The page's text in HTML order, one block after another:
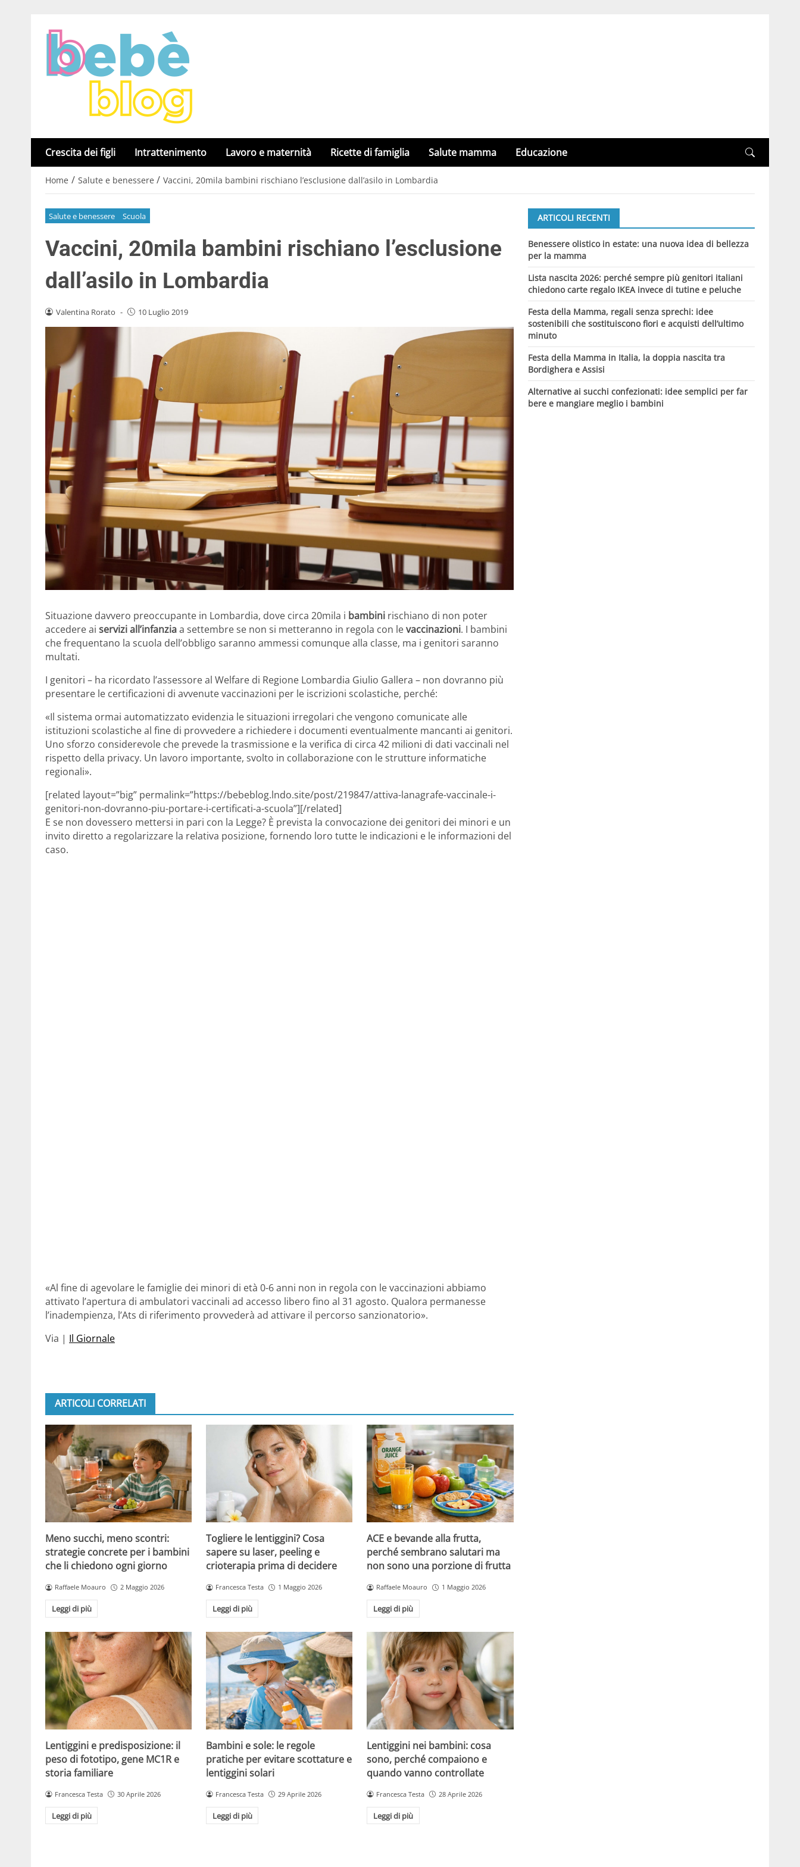
Crescita dei figli Intrattenimento Lavoro e maternità Ricette di famiglia Salute mamma Educazione
Home / Salute e benessere / Vaccini, 20mila bambini rischiano l’esclusione dall’asilo in Lombardia
Salute e benessere Scuola
Vaccini, 20mila bambini rischiano l’esclusione
dall’asilo in Lombardia
Valentina Rorato - 10 Luglio 2019
Situazione davvero preoccupante in Lombardia, dove circa 20mila i bambini rischiano di non poter
accedere ai servizi all’infanziaa settembre se non si metteranno in regola con levaccinazioni. I bambini
che frequentano la scuola dell’obbligo saranno ammessi comunque alla classe, ma i genitori saranno
multati.
I genitori – ha ricordato l’assessore al Welfare di Regione Lombardia Giulio Gallera – non dovranno più
presentare le certificazioni di avvenute vaccinazioni per le iscrizioni scolastiche, perché:
«Il sistema ormai automatizzato evidenzia le situazioni irregolari che vengono comunicate alle
istituzioni scolastiche al fine di provvedere a richiedere i documenti eventualmente mancanti ai genitori.
Uno sforzo considerevole che prevede la trasmissione e la verifica di circa 42 milioni di dati vaccinali nel
rispetto della privacy. Un lavoro importante, svolto in collaborazione con le strutture informatiche
regionali».
[related layout=”big” permalink=”https://bebeblog.lndo.site/post/219847/attiva-lanagrafe-vaccinale-i-
genitori-non-dovranno-piu-portare-i-certificati-a-scuola”][/related]
E se non dovessero mettersi in pari con la Legge? È prevista la convocazione dei genitori dei minori e un
invito diretto a regolarizzare la relativa posizione, fornendo loro tutte le indicazioni e le informazioni del
caso.
«Al fine di agevolare le famiglie dei minori di età 0-6 anni non in regola con le vaccinazioni abbiamo
attivato l’apertura di ambulatori vaccinali ad accesso libero fino al 31 agosto. Qualora permanesse
l’inadempienza, l’Ats di riferimento provvederà ad attivare il percorso sanzionatorio».
Via | Il Giornale
ARTICOLI CORRELATI
Meno succhi, meno scontri:
strategie concrete per i bambini
che li chiedono ogni giorno
Raffaele Moauro 2 Maggio 2026
Leggi di più
Togliere le lentiggini? Cosa
sapere su laser, peeling e
crioterapia prima di decidere
Francesca Testa 1 Maggio 2026
Leggi di più
ACE e bevande alla frutta,
perché sembrano salutari ma
non sono una porzione di frutta
Raffaele Moauro 1 Maggio 2026
Leggi di più
Lentiggini e predisposizione: il
peso di fototipo, gene MC1R e
storia familiare
Francesca Testa 30 Aprile 2026
Leggi di più
Bambini e sole: le regole
pratiche per evitare scottature e
lentiggini solari
Francesca Testa 29 Aprile 2026
Leggi di più
Lentiggini nei bambini: cosa
sono, perché compaiono e
quando vanno controllate
Francesca Testa 28 Aprile 2026
Leggi di più
ARTICOLI RECENTI
Benessere olistico in estate: una nuova idea di bellezza
per la mamma
Lista nascita 2026: perché sempre più genitori italiani
chiedono carte regalo IKEA invece di tutine e peluche
Festa della Mamma, regali senza sprechi: idee
sostenibili che sostituiscono fiori e acquisti dell’ultimo
minuto
Festa della Mamma in Italia, la doppia nascita tra
Bordighera e Assisi
Alternative ai succhi confezionati: idee semplici per far
bere e mangiare meglio i bambini